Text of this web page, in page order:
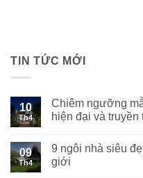
TIN TỨC MỚI
10
Th4
Chiêm ngưỡng
hiện đại và truyền
09
Th4
9 ngôi nhà siêu
giới